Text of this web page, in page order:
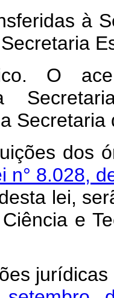
à
O
Secretaria
dos
n° 8.028,
lei,
e